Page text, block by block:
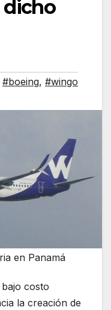
dicho
#boeing, #wingo
en Panamá
costo
la creación de